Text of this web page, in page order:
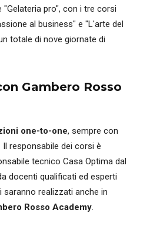
pro", con i tre corsi
al business" e "L'arte del
totale di nove giornate di
Gambero Rosso
one-to-one, sempre con
responsabile dei corsi è
tecnico Casa Optima dal
docenti qualificati ed esperti
saranno realizzati anche in
Rosso Academy.